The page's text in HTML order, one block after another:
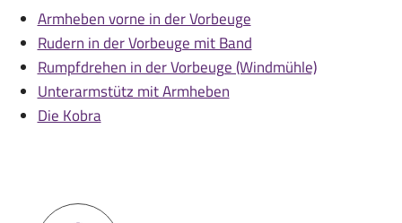
Armheben vorne in der Vorbeuge
Rudern in der Vorbeuge mit Band
Rumpfdrehen in der Vorbeuge (Windmühle)
Unterarmstütz mit Armheben
Die Kobra